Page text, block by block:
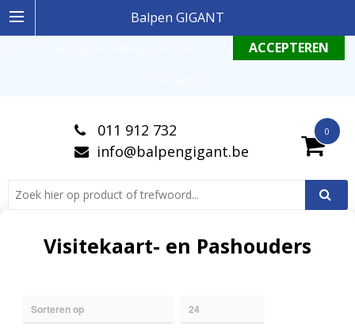
Balpen GIGANT
0
011 912 732
info@balpengigant.be
Visitekaart- en Pashouders
Ingelogde gebruiker stemt in met de geldende omgang productinformatie